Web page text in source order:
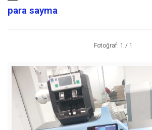
para sayma
Fotoğraf: 1 / 1